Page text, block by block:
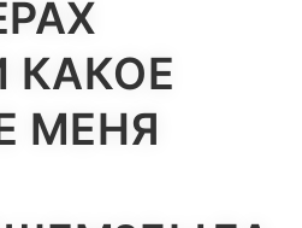
КАКОЕ
МЕНЯ